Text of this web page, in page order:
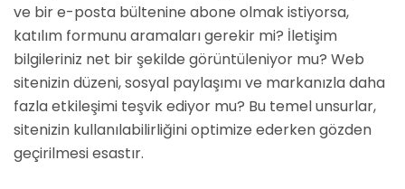
ve bir e-posta bültenine abone olmak istiyorsa,
katılım formunu aramaları gerekir mi? İletişim
bilgileriniz net bir şekilde görüntüleniyor mu? Web
sitenizin düzeni, sosyal paylaşımı ve markanızla daha
fazla etkileşimi teşvik ediyor mu? Bu temel unsurlar,
sitenizin kullanılabilirliğini optimize ederken gözden
geçirilmesi esastır.